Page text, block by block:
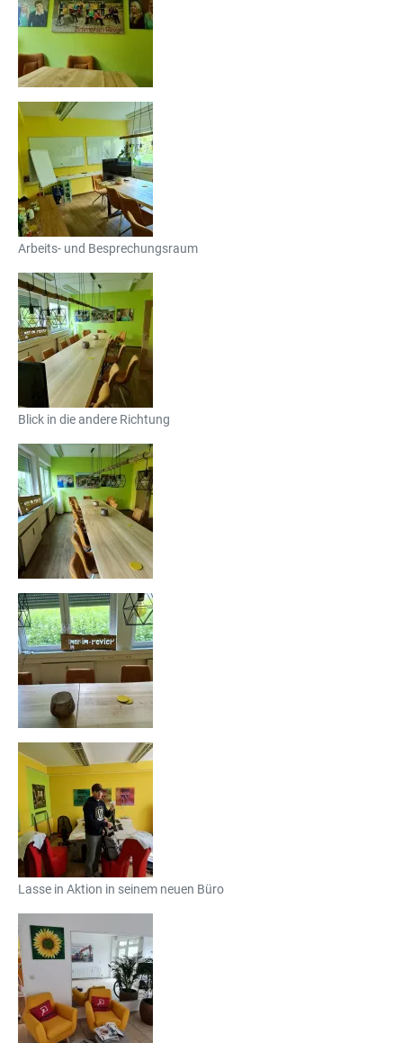
Arbeits- und Besprechungsraum
Blick in die andere Richtung
Lasse in Aktion in seinem neuen Büro